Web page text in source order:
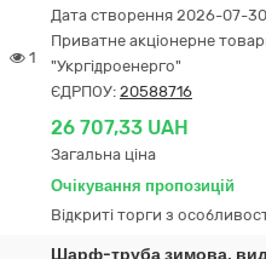
1
Дата створення 2026-07-
Приватне акціонерне
"Укргідроенерго"
ЄДРПОУ: 20588716
26 707,33 UAH
Загальна ціна
Очікування пропозицій
Відкриті торги з
Шарф-труба зимова,